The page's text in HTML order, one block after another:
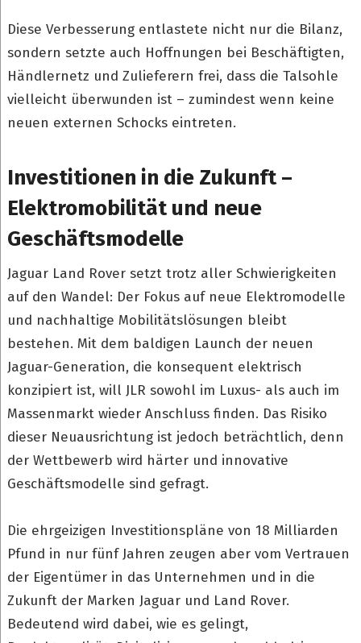
Diese Verbesserung entlastete nicht nur die Bilanz,
sondern setzte auch Hoffnungen bei Beschäftigten,
Händlernetz und Zulieferern frei, dass die Talsohle
vielleicht überwunden ist – zumindest wenn keine
neuen externen Schocks eintreten.
Investitionen in die Zukunft –
Elektromobilität und neue
Geschäftsmodelle
Jaguar Land Rover setzt trotz aller Schwierigkeiten
auf den Wandel: Der Fokus auf neue Elektromodelle
und nachhaltige Mobilitätslösungen bleibt
bestehen. Mit dem baldigen Launch der neuen
Jaguar-Generation, die konsequent elektrisch
konzipiert ist, will JLR sowohl im Luxus- als auch im
Massenmarkt wieder Anschluss finden. Das Risiko
dieser Neuausrichtung ist jedoch beträchtlich, denn
der Wettbewerb wird härter und innovative
Geschäftsmodelle sind gefragt.
Die ehrgeizigen Investitionspläne von 18 Milliarden
Pfund in nur fünf Jahren zeugen aber vom Vertrauen
der Eigentümer in das Unternehmen und in die
Zukunft der Marken Jaguar und Land Rover.
Bedeutend wird dabei, wie es gelingt,